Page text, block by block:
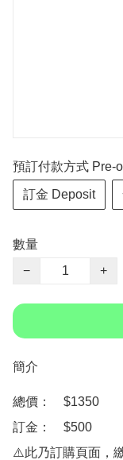
預訂付款方式 Pre-
訂金 Deposit
數量
−
+
簡介
總價：　$1350
訂金：　$500
⚠️此乃訂購頁面，